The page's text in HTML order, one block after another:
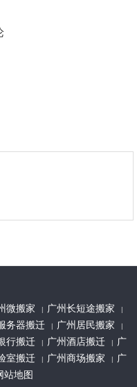
微搬家 | 广州长短途搬家 |
务器搬迁 | 广州居民搬家 |
行搬迁 | 广州酒店搬迁 |
广
室搬迁 | 广州商场搬家 |
广
站地图